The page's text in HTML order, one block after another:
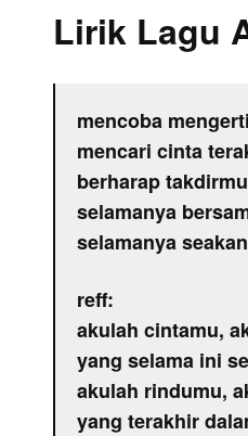
Lirik Lagu
mencoba
mencari cinta
berharap
selamanya
selamanya
reff:
akulah cintamu,
yang selama ini
akulah rindumu,
yang terakhir